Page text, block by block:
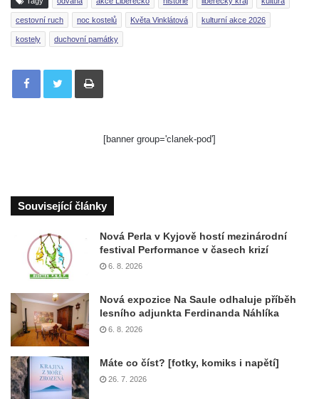
cestovní ruch noc kostelů Květa Vinklátová kulturní akce 2026
kostely duchovní památky
Tisknout
[banner group='clanek-pod']
Související články
Nová Perla v Kyjově hostí mezinárodní
festival Performance v časech krizí
6. 8. 2026
Nová expozice Na Saule odhaluje příběh
lesního adjunkta Ferdinanda Náhlíka
6. 8. 2026
Máte co číst? [fotky, komiks i napětí]
26. 7. 2026